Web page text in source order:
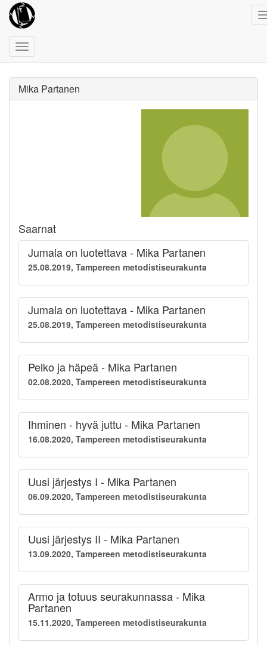
Toggle
navigation
Mika Partanen
Saarnat
Jumala on luotettava - Mika Partanen
25.08.2019, Tampereen metodistiseurakunta
Jumala on luotettava - Mika Partanen
25.08.2019, Tampereen metodistiseurakunta
Pelko ja häpeä - Mika Partanen
02.08.2020, Tampereen metodistiseurakunta
Ihminen - hyvä juttu - Mika Partanen
16.08.2020, Tampereen metodistiseurakunta
Uusi järjestys I - Mika Partanen
06.09.2020, Tampereen metodistiseurakunta
Uusi järjestys II - Mika Partanen
13.09.2020, Tampereen metodistiseurakunta
Armo ja totuus seurakunnassa - Mika
Partanen
15.11.2020, Tampereen metodistiseurakunta